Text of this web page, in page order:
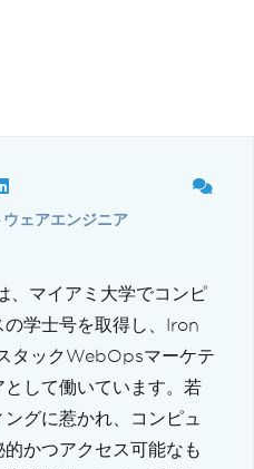
ェアエンジニア
マイアミ大学でコンピ
の学士号を取得し、Iron
タックWebOpsマーケテ
として働いています。若
グに惹かれ、コンピュ
かつアクセス可能なも